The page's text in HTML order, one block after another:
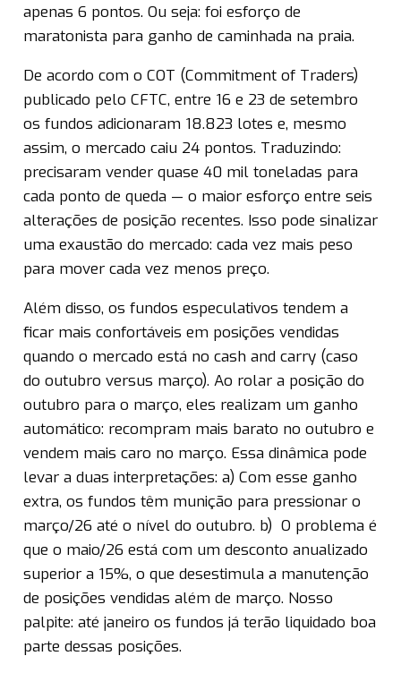
apenas 6 pontos. Ou seja: foi esforço de
maratonista para ganho de caminhada na praia.
De acordo com o COT (Commitment of Traders)
publicado pelo CFTC, entre 16 e 23 de setembro
os fundos adicionaram 18.823 lotes e, mesmo
assim, o mercado caiu 24 pontos. Traduzindo:
precisaram vender quase 40 mil toneladas para
cada ponto de queda — o maior esforço entre seis
alterações de posição recentes. Isso pode sinalizar
uma exaustão do mercado: cada vez mais peso
para mover cada vez menos preço.
Além disso, os fundos especulativos tendem a
ficar mais confortáveis em posições vendidas
quando o mercado está no cash and carry (caso
do outubro versus março). Ao rolar a posição do
outubro para o março, eles realizam um ganho
automático: recompram mais barato no outubro e
vendem mais caro no março. Essa dinâmica pode
levar a duas interpretações: a) Com esse ganho
extra, os fundos têm munição para pressionar o
março/26 até o nível do outubro. b) O problema é
que o maio/26 está com um desconto anualizado
superior a 15%, o que desestimula a manutenção
de posições vendidas além de março. Nosso
palpite: até janeiro os fundos já terão liquidado boa
parte dessas posições.